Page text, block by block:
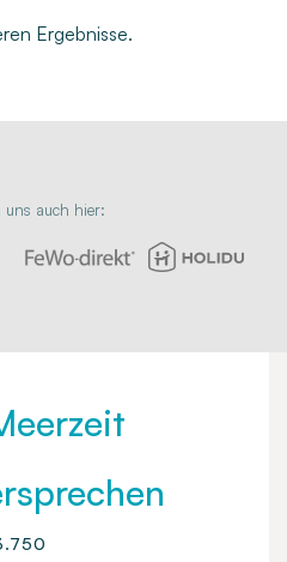
Ergebnisse.
uns auch hier: